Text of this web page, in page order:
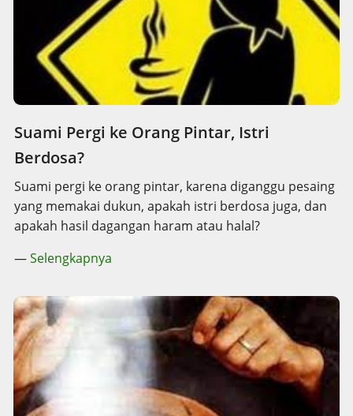
Suami Pergi ke Orang Pintar, Istri
Berdosa?
Suami pergi ke orang pintar, karena diganggu pesaing
yang memakai dukun, apakah istri berdosa juga, dan
apakah hasil dagangan haram atau halal?
—Selengkapnya